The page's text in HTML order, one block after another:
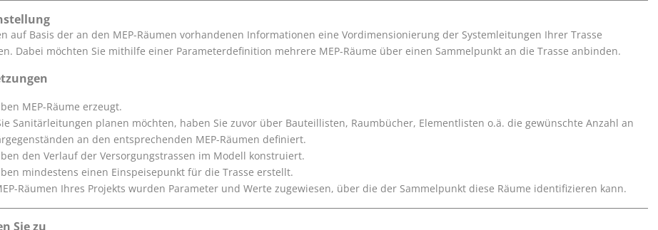
auf Basis der an den MEP-Räumen vorhandenen Informationen eine Vordimensionierung der Systemleitungen Ihrer Trasse
Dabei möchten Sie mithilfe einer Parameterdefinition mehrere MEP-Räume über einen Sammelpunkt an die Trasse anbinden.
MEP-Räume erzeugt.
Sanitärleitungen planen möchten, haben Sie zuvor über Bauteillisten, Raumbücher, Elementlisten o.ä. die gewünschte Anzahl an
an den entsprechenden MEP-Räumen definiert.
den Verlauf der Versorgungstrassen im Modell konstruiert.
mindestens einen Einspeisepunkt für die Trasse erstellt.
Räumen Ihres Projekts wurden Parameter und Werte zugewiesen, über die der Sammelpunkt diese Räume identifizieren kann.
Sie zu